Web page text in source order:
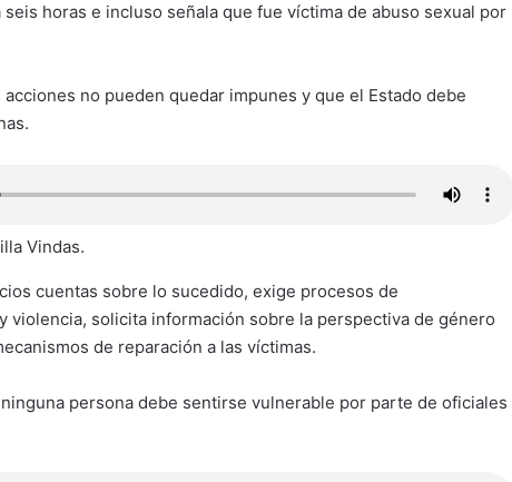
horas e incluso señala que fue víctima de abuso sexual por
no pueden quedar impunes y que el Estado debe
Vindas.
cuentas sobre lo sucedido, exige procesos de
violencia, solicita información sobre la perspectiva de género
de reparación a las víctimas.
persona debe sentirse vulnerable por parte de oficiales